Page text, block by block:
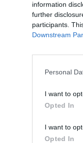
information
further
participants.
Downstream
Personal
I want to
Opted In
I want to
Opted In